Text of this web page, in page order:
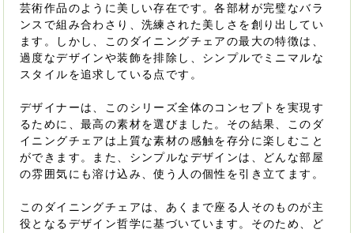
芸術作品のように美しい存在です。各部材が完璧なバラ
ンスで組み合わさり、洗練された美しさを創り出してい
ます。しかし、このダイニングチェアの最大の特徴は、
過度なデザインや装飾を排除し、シンプルでミニマルな
スタイルを追求している点です。
デザイナーは、このシリーズ全体のコンセプトを実現す
るために、最高の素材を選びました。その結果、このダ
イニングチェアは上質な素材の感触を存分に楽しむこと
ができます。また、シンプルなデザインは、どんな部屋
の雰囲気にも溶け込み、使う人の個性を引き立てます。
このダイニングチェアは、あくまで座る人そのものが主
役となるデザイン哲学に基づいています。そのため、ど